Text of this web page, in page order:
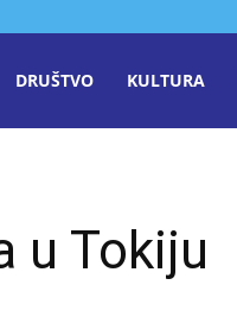
DRUŠTVO KULTURA
u Tokiju